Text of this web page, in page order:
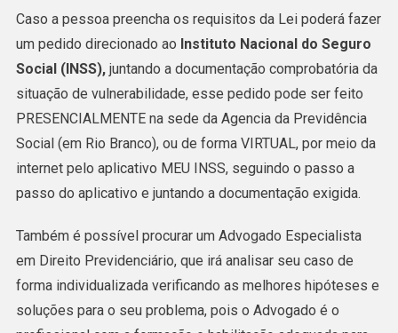
Caso a pessoa preencha os requisitos da Lei poderá fazer
um pedido direcionado ao Instituto Nacional do Seguro
Social (INSS),juntando a documentação comprobatória da
situação de vulnerabilidade, esse pedido pode ser feito
PRESENCIALMENTE na sede da Agencia da Previdência
Social (em Rio Branco), ou de forma VIRTUAL, por meio da
internet pelo aplicativo MEU INSS, seguindo o passo a
passo do aplicativo e juntando a documentação exigida.
Também é possível procurar um Advogado Especialista
em Direito Previdenciário, que irá analisar seu caso de
forma individualizada verificando as melhores hipóteses e
soluções para o seu problema, pois o Advogado é o